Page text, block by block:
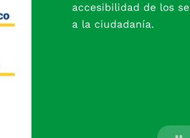
accesibilidad de los
a la ciudadanía.